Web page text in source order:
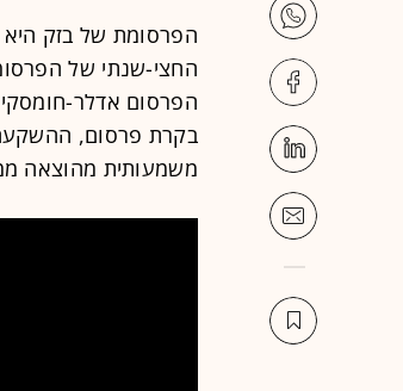
הפרסום אדלר-
משמעותית מהוצאה